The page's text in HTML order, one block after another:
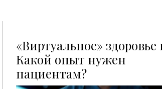
«Виртуальное»
Какой опыт нужен
пациентам?